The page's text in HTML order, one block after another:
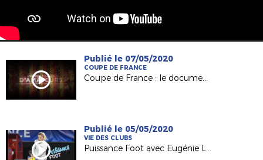
Publié le 07/05/2020
COUPE DE FRANCE
Coupe de France : le documentaire sur l'épopée de Calais en 2000
Publié le 05/05/2020
VIE DES CLUBS
Puissance Foot avec Eugénie Le Sommer